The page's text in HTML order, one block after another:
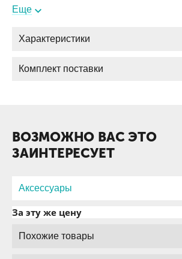
координации строительной бригады, или
устройство для радиолюбителя — TYT
Универсальность: Цифровой и
звук без помех, эффективное
ресурса и дополнительные функции, такие
данных и шифрование. Совместима с
существующими аналоговыми
оборудования на современные цифровые
Эта двухрежимность делает TYT MD-
Еще
Характеристики
Комплект поставки
ВОЗМОЖНО ВАС ЭТО
ЗАИНТЕРЕСУЕТ
Аксессуары
За эту же цену
Похожие товары